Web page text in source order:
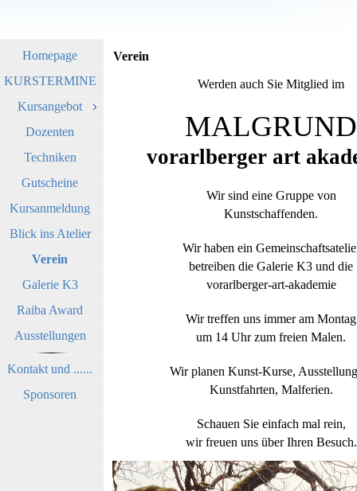
Homepage
KURSTERMINE
Kursangebot
Dozenten
Techniken
Gutscheine
Kursanmeldung
Blick ins Atelier
Verein
Galerie K3
Raiba Award
Ausstellungen
Kontakt und ......
Sponsoren
Verein
Werden auch Sie Mitglied im
MALGRUND
vorarlberger art
Wir sind eine Gruppe von
Kunstschaffenden.
Wir haben ein
betreiben die Galerie K3 und die
vorarlberger-art-akademie
Wir treffen uns immer am Montag
um 14 Uhr zum freien Malen.
Wir planen Kunst-Kurse,
Kunstfahrten, Malferien.
Schauen Sie einfach mal rein,
wir freuen uns über Ihren Besuch.